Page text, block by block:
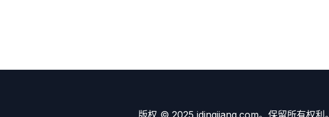
版权 © 2025 idingjiang.com。保留所有权利。